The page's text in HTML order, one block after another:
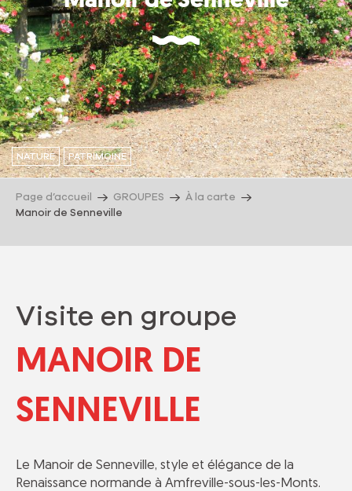
NATURE PATRIMOINE
Page d’accueil GROUPES
À la carte
Manoir de Senneville
Visite en groupe
MANOIR DE
SENNEVILLE
Le Manoir de Senneville, style et élégance de la
Renaissance normande à Amfreville-sous-les-Monts.